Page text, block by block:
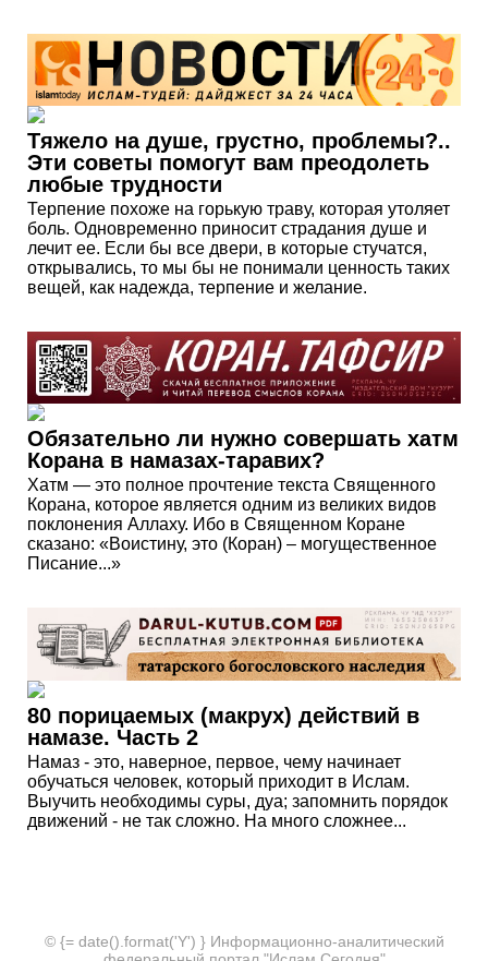
Тяжело на душе, грустно, проблемы?..
Эти советы помогут вам преодолеть
любые трудности
Терпение похоже на горькую траву, которая утоляет
боль. Одновременно приносит страдания душе и
лечит ее. Если бы все двери, в которые стучатся,
открывались, то мы бы не понимали ценность таких
вещей, как надежда, терпение и желание.
Обязательно ли нужно совершать хатм
Корана в намазах-таравих?
Хатм — это полное прочтение текста Священного
Корана, которое является одним из великих видов
поклонения Аллаху. Ибо в Священном Коране
сказано: «Воистину, это (Коран) – могущественное
Писание...»
80 порицаемых (макрух) действий в
намазе. Часть 2
Намаз - это, наверное, первое, чему начинает
обучаться человек, который приходит в Ислам.
Выучить необходимы суры, дуа; запомнить порядок
движений - не так сложно. На много сложнее...
© {= date().format('Y') } Информационно-аналитический